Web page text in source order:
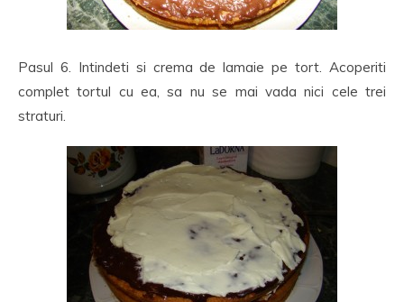
Pasul 6. Intindeti si crema de lamaie pe tort. Acoperiti
complet tortul cu ea, sa nu se mai vada nici cele trei
straturi.